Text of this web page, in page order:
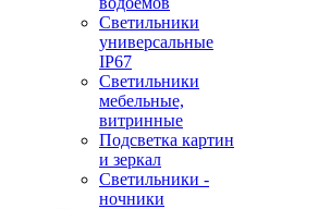
Светильники
универсальные
IP67
Светильники
мебельные,
витринные
Подсветка картин
и зеркал
Светильники -
ночники